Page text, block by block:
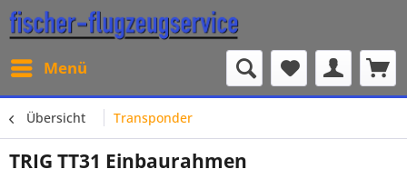
Menü
Übersicht Transponder
TRIG TT31 Einbaurahmen